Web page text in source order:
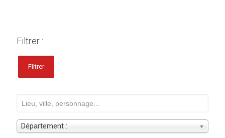
Filtrer :
Filtrer
Département :